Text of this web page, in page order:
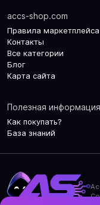
accs-shop.com
Правила маркетплейса
Контакты
Все категории
Блог
Карта сайта
Полезная информация
Как покупать?
База знаний